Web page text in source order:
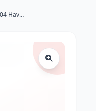
WH 737 MERCEDES VANEO A CLASS 668 094 0304 Hava Filtresi